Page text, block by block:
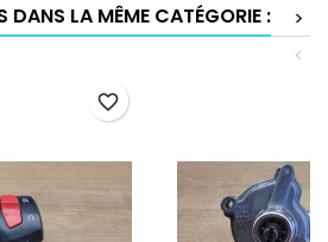
DANS LA MÊME CATÉGORIE :
>
<
favorite_border